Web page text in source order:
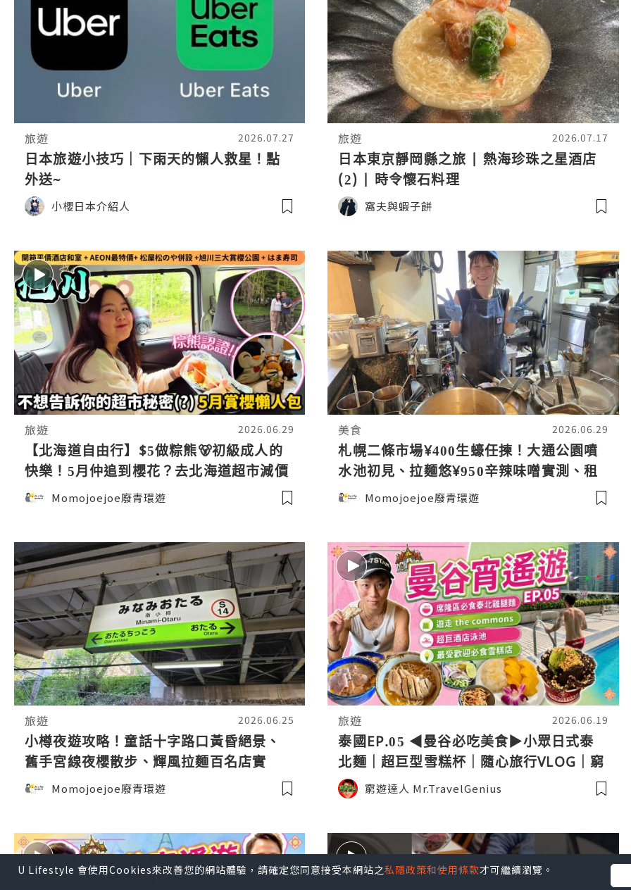
旅遊 2026.07.27
日本旅遊小技巧｜下雨天的懶人救星！點
外送~
小櫻日本介紹人
旅遊 2026.07.17
日本東京靜岡縣之旅 | 熱海珍珠之星酒店
(2) | 時令懷石料理
窩夫與蝦子餅
旅遊 2026.06.29
【北海道自由行】$5做粽熊🐻初級成人的
快樂！5月仲追到櫻花？去北海道超市減價
掃貨！松乃家+松屋合體店，はま寿司24碟
Momojoejoe廢青環遊
美食 2026.06.29
札幌二條市場¥400生蠔任揀！大通公園噴
水池初見、拉麵悠¥950辛辣味噌實測、租
車自駕旭川攻略！
Momojoejoe廢青環遊
旅遊 2026.06.25
小樽夜遊攻略！童話十字路口黃昏絕景、
舊手宮線夜櫻散步、輝風拉麵百名店實
測，照住玩就啱！
Momojoejoe廢青環遊
旅遊 2026.06.19
泰國EP.05 ◀︎曼谷必吃美食▶︎小眾日式泰
北麵｜超巨型雪糕杯｜隨心旅行VLOG｜窮
遊達人4K中字
窮遊達人 Mr.TravelGenius
U Lifestyle 會使用Cookies來改善您的網站體驗，請確定您同意接受本網站之私隱政策和使用條款才可繼續瀏覽。